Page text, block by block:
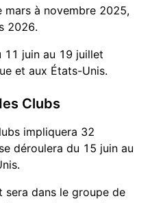
mars à novembre 2025,
2026.
11 juin au 19 juillet
et aux États-Unis.
Clubs
impliquera 32
déroulera du 15 juin au
sera dans le groupe de